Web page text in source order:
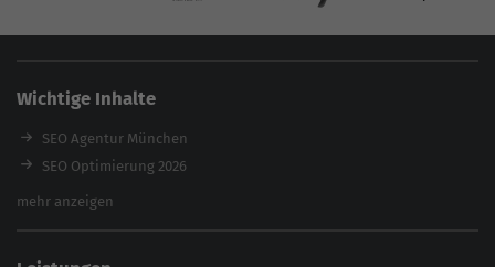
Wichtige Inhalte
SEO Agentur München
SEO Optimierung 2026
Backlink-Audit 2026
mehr anzeigen